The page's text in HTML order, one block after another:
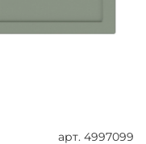
арт. 4997099